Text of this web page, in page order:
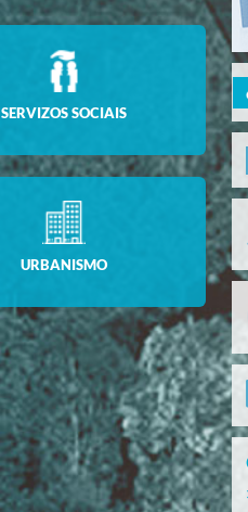
SERVIZOS SOCIAIS
URBANISMO